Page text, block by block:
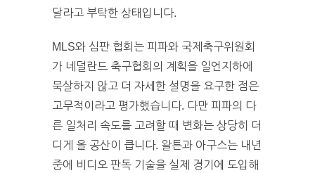
달라고 부탁한 상태입니다.
MLS와 심판 협회는 피파와 국제축구위원회
가 네덜란드 축구협회의 계획을 일언지하에
묵살하지 않고 더 자세한 설명을 요구한 점은
고무적이라고 평가했습니다. 다만 피파의 다
른 일처리 속도를 고려할 때 변화는 상당히 더
디게 올 공산이 큽니다. 왈튼과 아구스는 내년
중에 비디오 판독 기술을 실제 경기에 도입해